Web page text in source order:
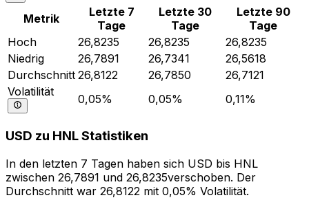
Metrik
Letzte 7
Tage
Letzte 30
Tage
Letzte 90
Tage
Hoch
26,8235 26,8235
26,8235
Niedrig
26,7891 26,7341
26,5618
Durchschnitt 26,8122 26,7850
26,7121
Volatilität
0,05% 0,05% 0,11%
USD zu HNL Statistiken
In den letzten 7 Tagen haben sich USD bis HNL
zwischen 26,7891 und 26,8235verschoben. Der
Durchschnitt war 26,8122 mit 0,05% Volatilität.